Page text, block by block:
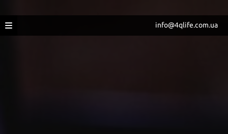
info@4qlife.com.ua